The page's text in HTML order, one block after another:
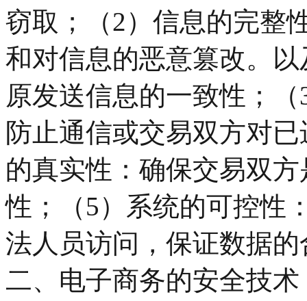
窃取；（2）信息的完整
和对信息的恶意篡改。
原发送信息的一致性；
防止通信或交易双方对
的真实性：确保交易双
性；（5）系统的可控性
法人员访问，保证数据
二、电子商务的安全技术